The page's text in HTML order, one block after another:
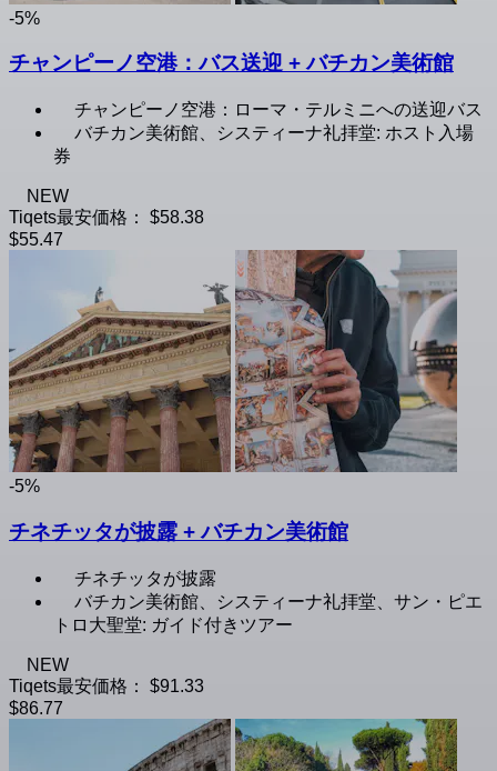
-5%
チャンピーノ空港：バス送迎 + バチカン美術館
チャンピーノ空港：ローマ・テルミニへの送迎バス
バチカン美術館、システィーナ礼拝堂: ホスト入場
券
NEW
Tiqets最安価格：
$58.38
$55.47
-5%
チネチッタが披露 + バチカン美術館
チネチッタが披露
バチカン美術館、システィーナ礼拝堂、サン・ピエ
トロ大聖堂: ガイド付きツアー
NEW
Tiqets最安価格：
$91.33
$86.77